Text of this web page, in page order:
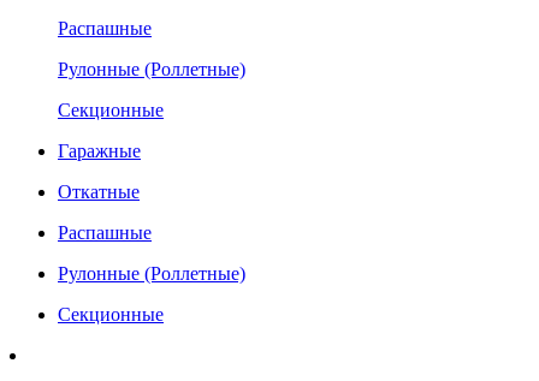
Распашные
Рулонные (Роллетные)
Секционные
Гаражные
Откатные
Распашные
Рулонные (Роллетные)
Секционные